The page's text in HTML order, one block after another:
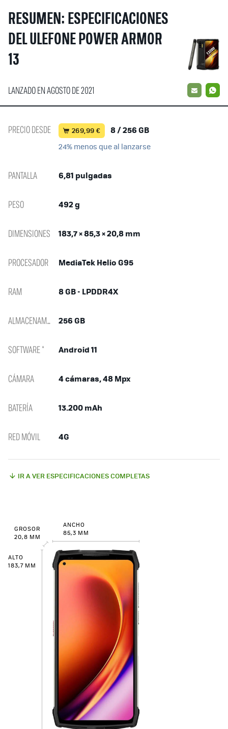
RESUMEN: ESPECIFICACIONES
DEL ULEFONE POWER ARMOR
13
LANZADO EN AGOSTO DE 2021 EMAIL
PRECIO DESDE 269,99 € 8 / 256 GB
24% menos que al lanzarse
PANTALLA 6,81 pulgadas
PESO 492 g
DIMENSIONES 183,7 × 85,3 × 20,8 mm
PROCESADOR MediaTek Helio G95
RAM 8 GB - LPDDR4X
ALMACENAMIENTO 256 GB
SOFTWARE * Android 11
CÁMARA 4 cámaras, 48 Mpx
BATERÍA 13.200 mAh
RED MÓVIL 4G
IR A VER ESPECIFICACIONES COMPLETAS
GROSOR
20,8 MM
ANCHO
85,3 MM
ALTO
183,7 MM